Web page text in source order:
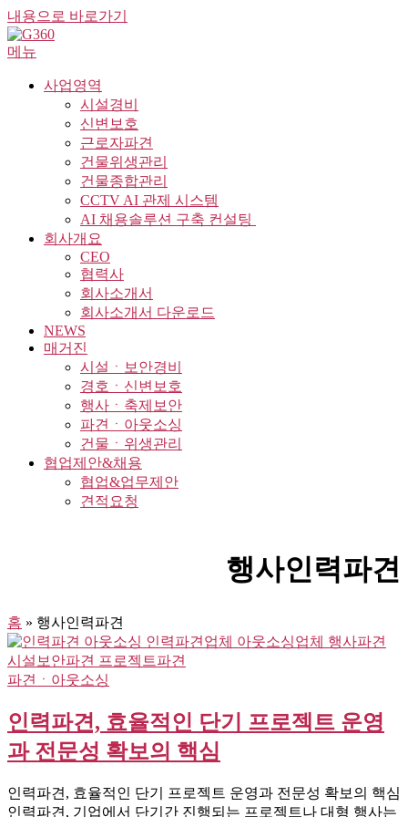
내용으로 바로가기
메뉴
사업영역
시설경비
신변보호
근로자파견
건물위생관리
건물종합관리
CCTV AI 관제 시스템
AI 채용솔루션 구축 컨설팅 ​
회사개요
CEO
협력사
회사소개서
회사소개서 다운로드
NEWS
매거진
시설ㆍ보안경비
경호ㆍ신변보호
행사ㆍ축제보안
파견ㆍ아웃소싱
건물ㆍ위생관리
협업제안&채용
협업&업무제안
견적요청
행사인력파견
홈 » 행사인력파견
파견ㆍ아웃소싱
인력파견, 효율적인 단기 프로젝트 운영
과 전문성 확보의 핵심
인력파견, 효율적인 단기 프로젝트 운영과 전문성 확보의 핵심
인력파견, 기업에서 단기간 진행되는 프로젝트나 대형 행사는